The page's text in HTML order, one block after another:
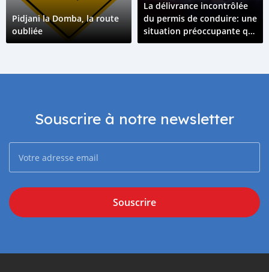
Pidjani la Domba, la route
oubliée
La délivrance incontrôlée
du permis de conduire: une
situation préoccupante qui
tend à s’amplifier
Souscrire à notre newsletter
Souscrire